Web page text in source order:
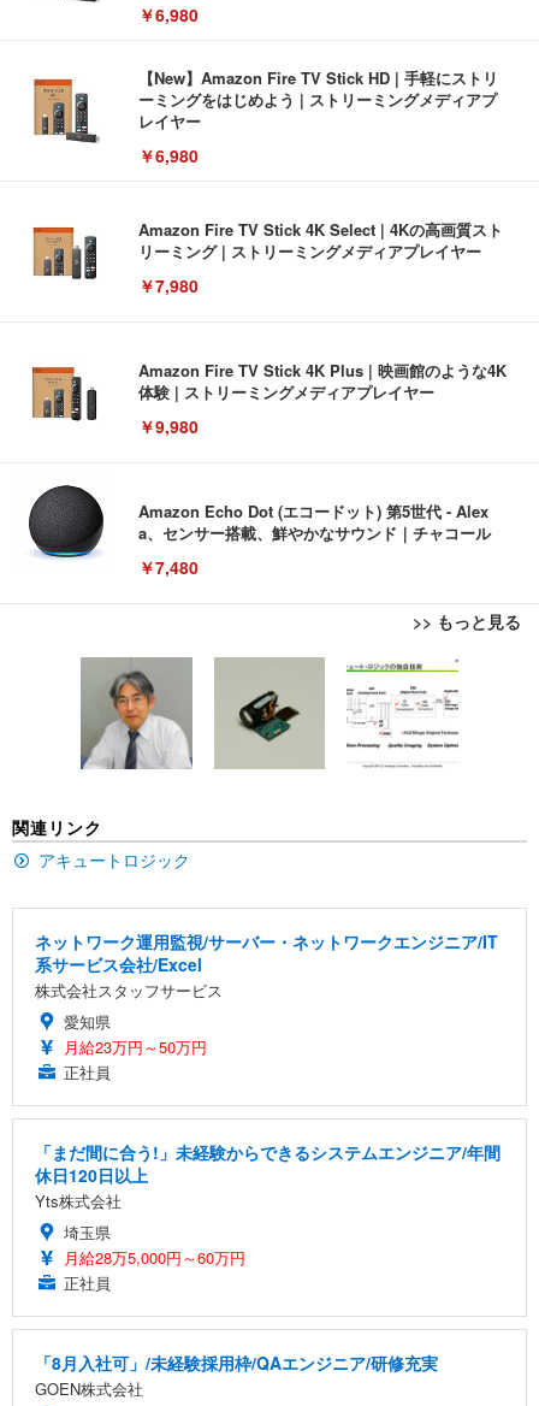
￥6,980
【New】Amazon Fire TV Stick HD | 手軽にストリ
ーミングをはじめよう | ストリーミングメディアプ
レイヤー
￥6,980
Amazon Fire TV Stick 4K Select | 4Kの高画質スト
リーミング | ストリーミングメディアプレイヤー
￥7,980
Amazon Fire TV Stick 4K Plus | 映画館のような4K
体験 | ストリーミングメディアプレイヤー
￥9,980
Amazon Echo Dot (エコードット) 第5世代 - Alex
a、センサー搭載、鮮やかなサウンド｜チャコール
￥7,480
>> もっと見る
[EdoErgo] オフィスチェア 椅子 テレワーク 疲れな
い 跳ね上げ式アームレスト コンパクト 約105度ロッ
キング pc 事務椅子 360度回転 座面昇降 強化ナイロ
ン樹脂ベース 通気性メッシュ 在宅ワーク H-WY01
(黒網+黒枠+黒足)
￥5,699
ュチェア 人間工学 疲れない ブラック
￥27,999
Sezlife オフィスチェア デスクチェア 疲れない テレ
ワーク チェア 強化バックレスト 30度ロッキング機
能 人間工学 椅子 腰サポート 90度跳ね上げ式アーム
ョン PCチェア 通気性メッシュ ゲーミング/勉強/事
務用 おしゃれ パソコンチェア (ブラック)
ワーク チェア 強化バックレスト 30度ロッキング機
レスト 3Dヘッドレスト ハンガー付き 高反発クッシ
ョン PCチェア 通気性メッシュ ゲーミング/勉強/事
￥7,680
ッシュ 通気性 ランバーサポート付き 腰サポート ガ
勤務 ブラック
￥4,139
EIZO ビジネス向けプレミアムモニター | FlexScan
EV3240X-WT | 31.5型4K UHD・USB Type-C・ホワ
イト
￥105,595
イト
【純正品】27"ゲーミングモニター DualSense 充電
フック付き（CFI-ZDM1J）
ー フルHD（1920×1080）VA 非光沢 HDMI/DisplayP
応 ComfortView ビジネス向け
￥15,800
HOOTER Gaming Monitor 24” Essential ゲーミン
￥34,980
Amazonベーシック ペットシーツ 薄型 レギュラー 1
回使い捨て 無香料 ホワイト 300枚
￥3,373
x2袋(84枚) ホワイト(吸収面:ライトブルー)
￥3,234
ネオ・ルーライフ ネオ・オムツ L 中型犬用 26枚入
り 単品
限定】 Smart Basic アイリスオーヤマ ペットシーツ
￥3,670
ュラー 200枚入【Amazon.co.jp限定】
関連リンク
アキュートロジック
ネットワーク運用監視/サーバー・ネットワークエンジニア/IT
系サービス会社/Excel
株式会社スタッフサービス
愛知県
月給23万円～50万円
正社員
「まだ間に合う!」未経験からできるシステムエンジニア/年間
休日120日以上
Yts株式会社
埼玉県
月給28万5,000円～60万円
正社員
「8月入社可」/未経験採用枠/QAエンジニア/研修充実
GOEN株式会社